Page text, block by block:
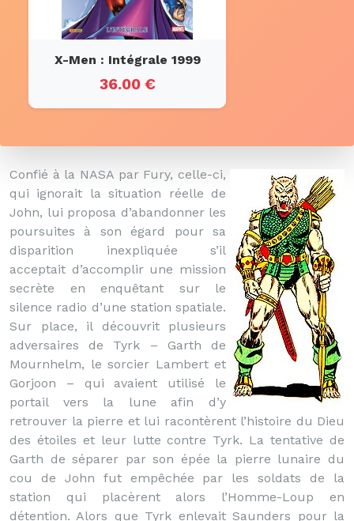
X-Men : Intégrale 1999
36.00 €
Confié à la NASA par Fury, celle-ci,
qui ignorait la situation réelle de
John, lui proposa d’abandonner les
poursuites à son égard pour sa
disparition inexpliquée s’il
acceptait d’accomplir une mission
secrète en enquêtant sur le
silence radio d’une station spatiale.
Sur place, il découvrit plusieurs
adversaires de Tyrk – Garth de
Mournhelm, le sorcier Lambert et
Gorjoon – qui avaient utilisé le
portail vers la lune afin d’y
retrouver la pierre et lui racontèrent l’histoire du Dieu
des étoiles et leur lutte contre Tyrk. La tentative de
Garth de séparer par son épée la pierre lunaire du
cou de John fut empêchée par les soldats de la
station qui placèrent alors l’Homme-Loup en
détention. Alors que Tyrk enlevait Saunders pour la